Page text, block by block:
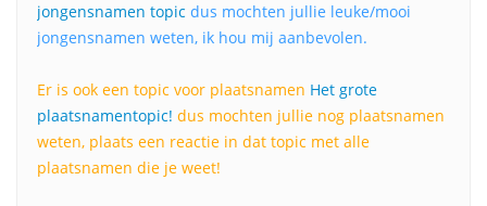
jongensnamen topic dus mochten jullie leuke/mooi
jongensnamen weten, ik hou mij aanbevolen.
Er is ook een topic voor plaatsnamen Het grote
plaatsnamentopic! dus mochten jullie nog plaatsnamen
weten, plaats een reactie in dat topic met alle
plaatsnamen die je weet!